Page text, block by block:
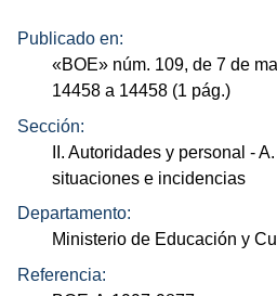
Publicado en:
«BOE» núm. 109, de 7 de
14458 a 14458 (1 pág.)
Sección:
II. Autoridades y personal -
situaciones e incidencias
Departamento:
Ministerio de Educación y
Referencia: